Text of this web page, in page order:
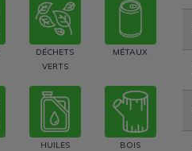
DÉCHETS
VERTS
MÉTAUX
HUILES BOIS